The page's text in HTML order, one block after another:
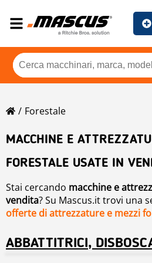
Forestale
MACCHINE E
FORESTALE USATE IN
Stai cercando macchine e
vendita? Su Mascus.it trovi una
offerte di attrezzature e mezzi
forestali usate in vendita su
Lavorazione del legno,
ABBATTITRICI,